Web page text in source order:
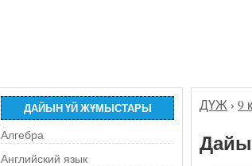
ДАЙЫН ҮЙ ЖҰМЫСТАРЫ
Алгебра
Английский язык
ДҮЖ › 9